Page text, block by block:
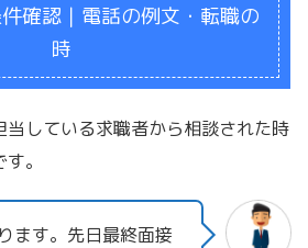
確認｜電話の例文・転職の
時
当している求職者から相談された時
。
ます。先日最終面接